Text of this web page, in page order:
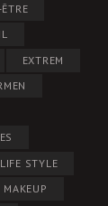
EXTREM
LIFE STYLE
MAKEUP